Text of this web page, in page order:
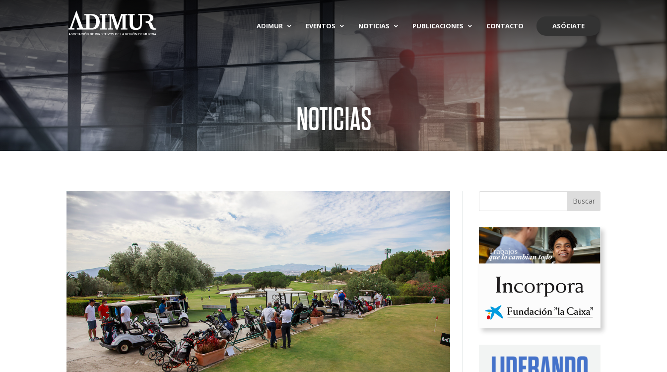
ADIMUR EVENTOS NOTICIAS PUBLICACIONES CONTACTO ASÓCIATE
NOTICIAS
Buscar